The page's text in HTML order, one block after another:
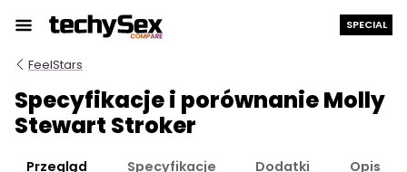
do
treści
SPECIAL
FeelStars
Specyfikacje i porównanie Molly
Stewart Stroker
Przegląd Specyfikacje Dodatki Opis